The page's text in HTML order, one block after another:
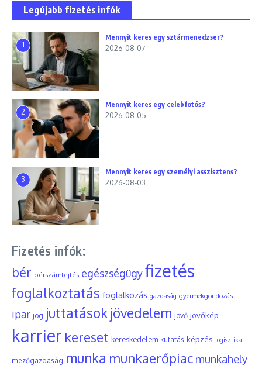
Legújabb fizetés infók
1
Mennyit keres egy sztármenedzser?
2026-08-07
2
Mennyit keres egy celebfotós?
2026-08-05
3
Mennyit keres egy személyi asszisztens?
2026-08-03
Fizetés infók:
bér bérszámfejtés egészségügyfizetés
foglalkoztatás foglalkozás gazdaság gyermekgondozás
ipar jog juttatások jövedelem jövő jövőkép
karrier kereset kereskedelem kutatás képzés logisztika
mezőgazdaság munka munkaerőpiac munkahely